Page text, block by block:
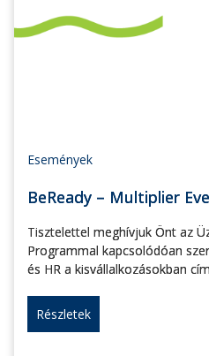
Események
BeReady – Multiplier
Tisztelettel meghívjuk Önt az
Programmal kapcsolódóan
és HR a kisvállalkozásokban
Részletek